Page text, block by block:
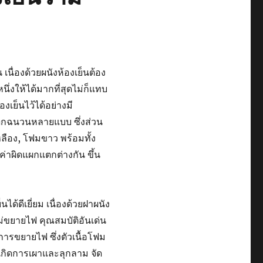
นื่องด้วยผนังห้องเย็นต้อง
งให้ได้มากที่สุดไม่ก็แทบ
เย็นไว้ได้อย่างมี
กฉนวนหลายแบบ ซึ่งส่วน
อง, โฟมขาว พร้อมทั้ง
าผิดแผกแตกต่างกัน ขึ้น
ด้ดีเยี่ยม เนื่องด้วยฝาผนัง
ยายไฟ คุณสมบัติอันเด่น
รขยายไฟ ซึ่งตัวเนื้อโฟม
ดการเผาและลุกลาม จัด